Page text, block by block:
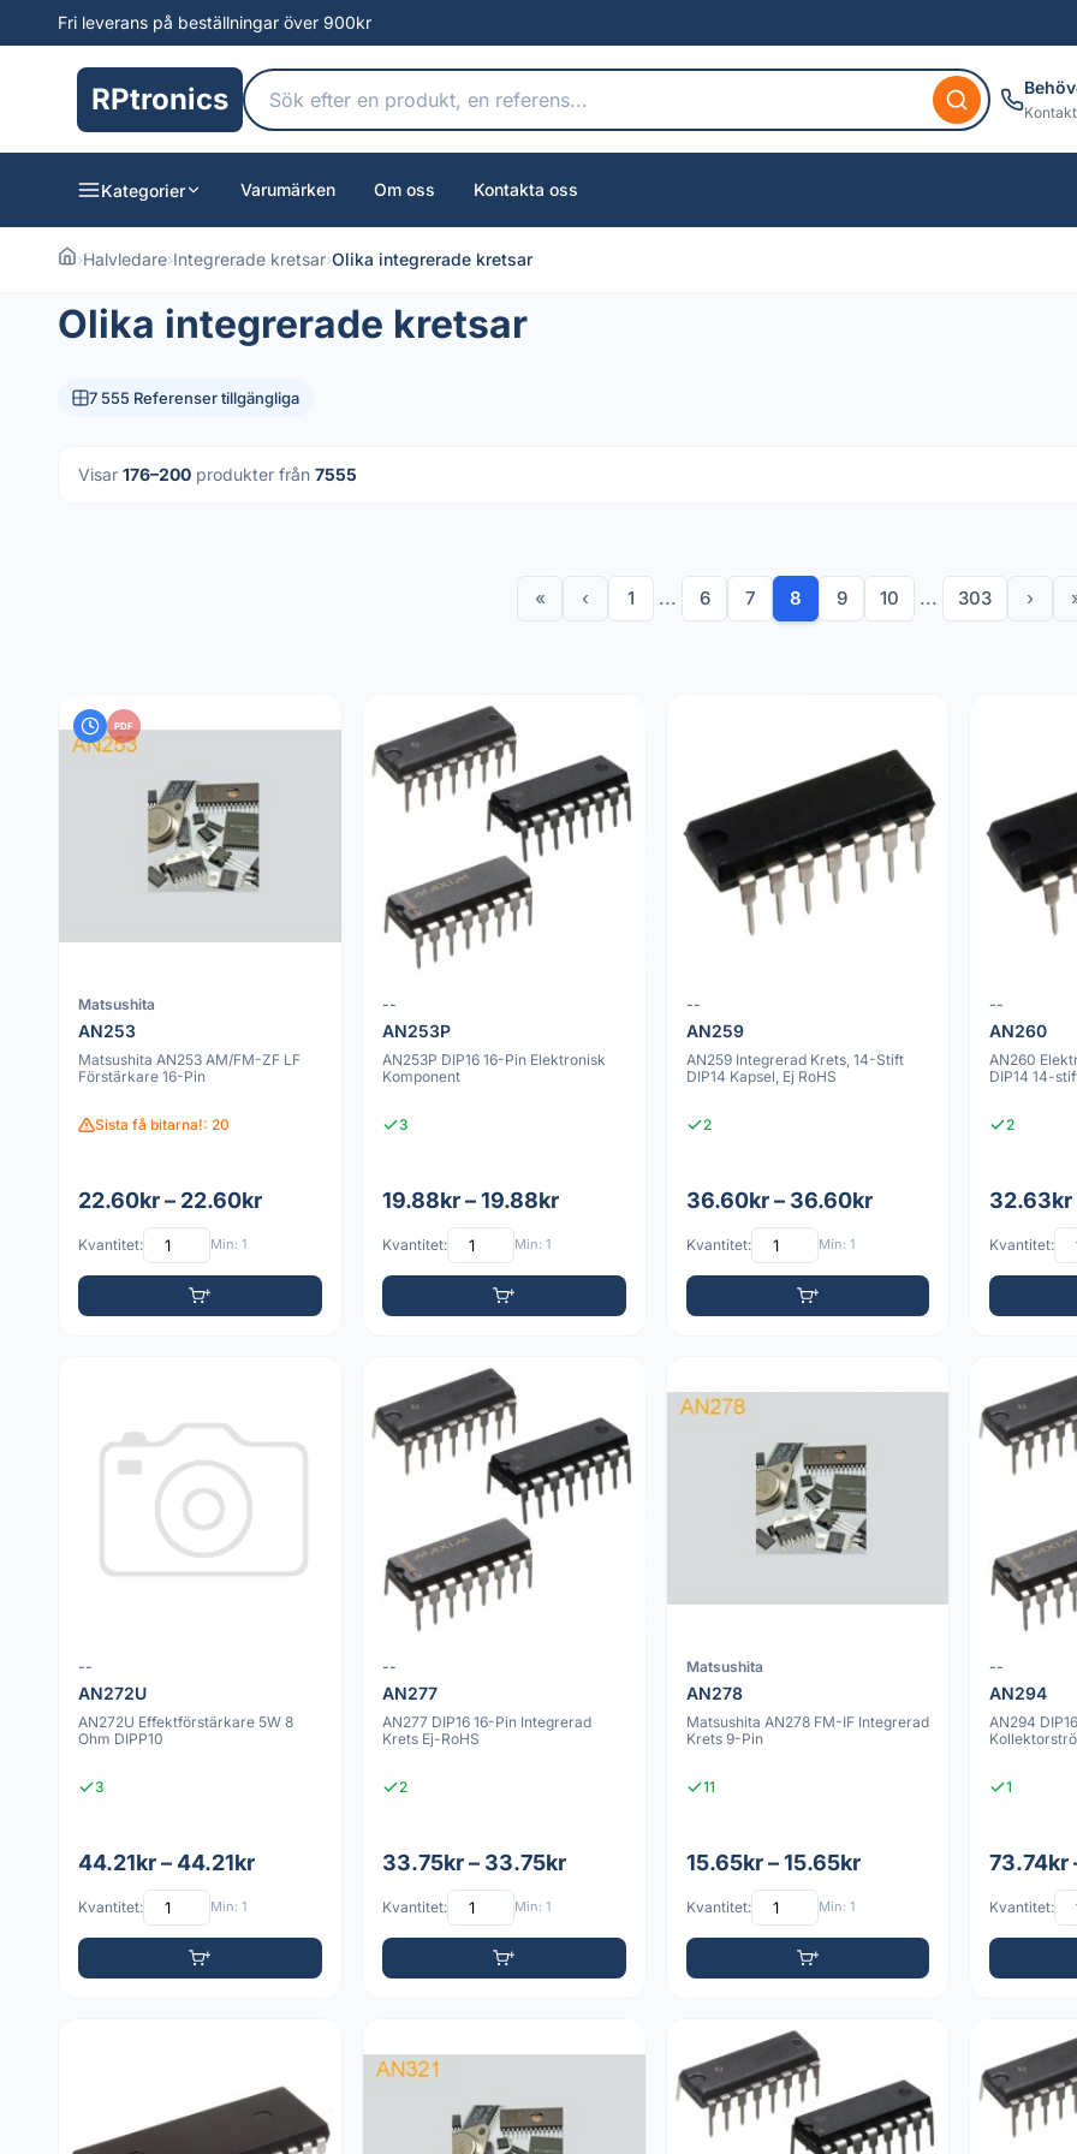
Fri leverans på beställningar över 900kr
RPtronics
Kategorier Varumärken Om oss Kontakta oss
›Halvledare›Integrerade kretsar›Olika integrerade kretsar
Olika integrerade kretsar
7 555 Referenser tillgängliga
Visar 176–200 produkter från 7555
« ‹ 1 ... 6 7 8 9 10 ... 303 ›
PDF
Matsushita
AN253
Matsushita AN253 AM/FM-ZF LF
Förstärkare 16-Pin
Sista få bitarna!: 20
22.60kr – 22.60kr
Kvantitet: Min: 1
--
AN253P
AN253P DIP16 16-Pin Elektronisk
Komponent
3
19.88kr – 19.88kr
Kvantitet: Min: 1
--
AN259
AN259 Integrerad Krets, 14-Stift
DIP14 Kapsel, Ej RoHS
2
36.60kr – 36.60kr
Kvantitet: Min: 1
--
AN260
AN260
DIP14 14-
2
32.63kr
Kvantitet:
--
AN272U
AN272U Effektförstärkare 5W 8
Ohm DIPP10
3
44.21kr – 44.21kr
Kvantitet: Min: 1
--
AN277
AN277 DIP16 16-Pin Integrerad
Krets Ej-RoHS
2
33.75kr – 33.75kr
Kvantitet: Min: 1
Matsushita
AN278
Matsushita AN278 FM-IF Integrerad
Krets 9-Pin
11
15.65kr – 15.65kr
Kvantitet: Min: 1
--
AN294
AN294
1
73.74kr
Kvantitet: